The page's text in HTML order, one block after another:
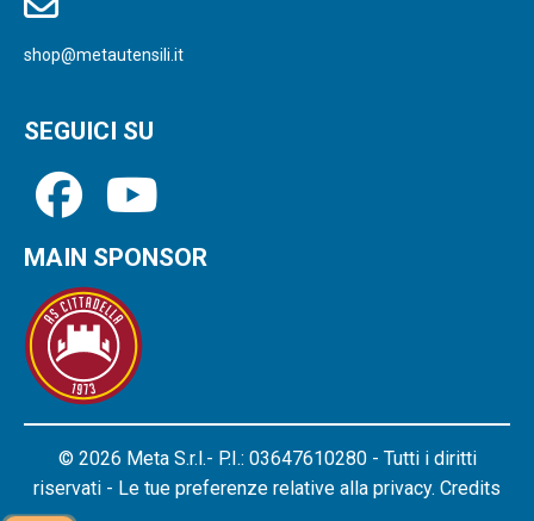
shop@metautensili.it
SEGUICI SU
MAIN SPONSOR
© 2026 Meta S.r.l.- P.I.: 03647610280 - Tutti i diritti
riservati - Le tue preferenze relative alla privacy. Credits